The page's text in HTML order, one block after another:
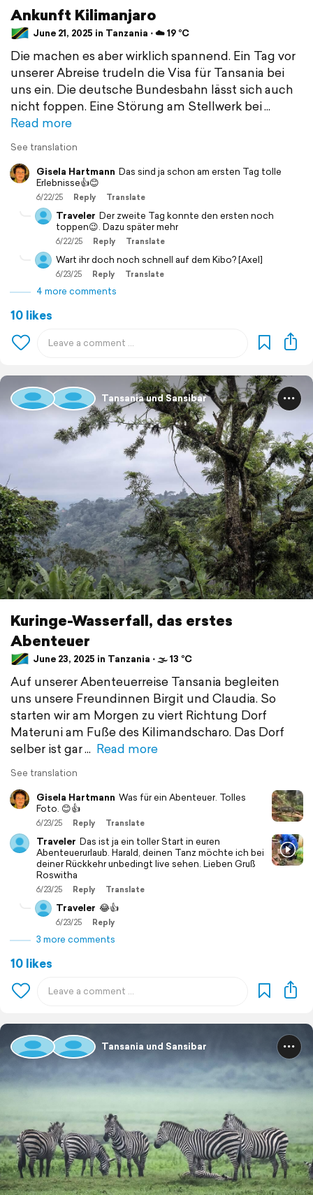
Ankunft Kilimanjaro
June 21, 2025 in Tanzania ⋅ ☁️ 19 °C
Die machen es aber wirklich spannend. Ein Tag vor
unserer Abreise trudeln die Visa für Tansania bei
uns ein. Die deutsche Bundesbahn lässt sich auch
nicht foppen. Eine Störung am Stellwerk bei
Read more
See translation
Gisela Hartmann Das sind ja schon am ersten Tag tolle
Erlebnisse👍😊
6/22/25 Reply Translate
Traveler Der zweite Tag konnte den ersten noch
toppen😉. Dazu später mehr
6/22/25 Reply Translate
Wart ihr doch noch schnell auf dem Kibo? [Axel]
6/23/25 Reply Translate
4 more comments
10 likes
Tansania und Sansibar
Kuringe-Wasserfall, das erstes
Abenteuer
June 23, 2025 in Tanzania ⋅ 🌫 13 °C
Auf unserer Abenteuerreise Tansania begleiten
uns unsere Freundinnen Birgit und Claudia. So
starten wir am Morgen zu viert Richtung Dorf
Materuni am Fuße des Kilimandscharo. Das Dorf
selber ist gar
Read more
See translation
Gisela Hartmann Was für ein Abenteuer. Tolles
Foto. 😊👍
6/23/25 Reply Translate
Traveler Das ist ja ein toller Start in euren
Abenteuerurlaub. Harald, deinen Tanz möchte ich bei
deiner Rückkehr unbedingt live sehen. Lieben Gruß
Roswitha
6/23/25 Reply Translate
Traveler 😂👍
6/23/25 Reply
3 more comments
10 likes
Tansania und Sansibar